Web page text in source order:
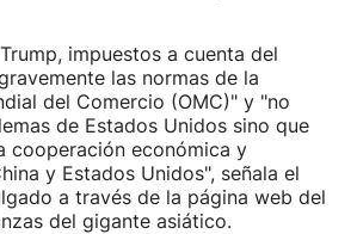
impuestos a cuenta del
las normas de la
del Comercio (OMC)" y "no
de Estados Unidos sino que
cooperación económica y
y Estados Unidos", señala el
a través de la página web del
del gigante asiático.